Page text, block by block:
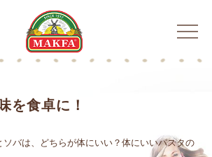
を食卓に！
ソバは、どちらが体にいい？体にいいパスタの